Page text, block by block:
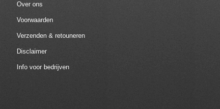
Over ons
Voorwaarden
Verzenden & retouneren
Disclaimer
Info voor bedrijven